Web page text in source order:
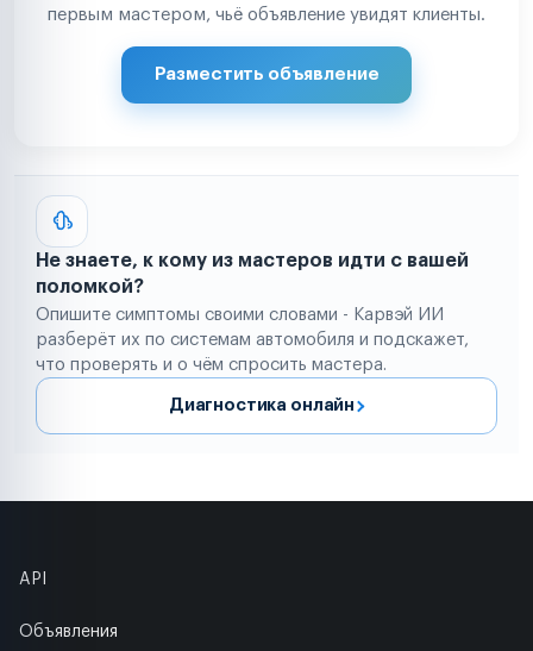
первым мастером, чьё объявление увидят клиенты.
Разместить объявление
Не знаете, к кому из мастеров идти с вашей
поломкой?
Опишите симптомы своими словами - Карвэй ИИ
разберёт их по системам автомобиля и подскажет,
что проверять и о чём спросить мастера.
Диагностика онлайн
API
Объявления